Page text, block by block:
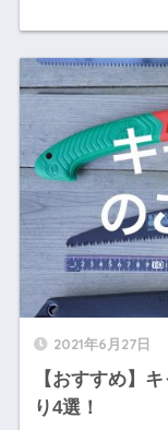
2021年6月27日
【おすすめ】
り4選！